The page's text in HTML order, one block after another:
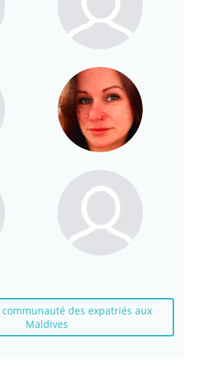
communauté des expatriés aux
Maldives